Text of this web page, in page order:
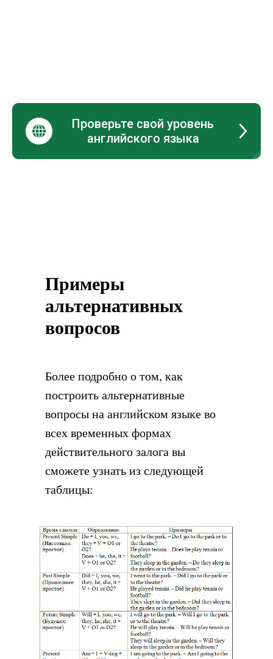
Проверьте свой уровень
английского языка
Примеры
альтернативных
вопросов
Более подробно о том, как
построить альтернативные
вопросы на английском языке во
всех временных формах
действительного залога вы
сможете узнать из следующей
таблицы: